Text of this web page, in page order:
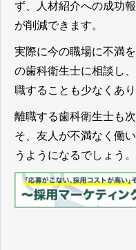
ず、人材紹介への成功
が削減できます。
実際に今の職場に不満
の歯科衛生士に相談し
職することも少なくあり
離職する歯科衛生士も
そ、友人が不満なく働
うようになるでしょう。